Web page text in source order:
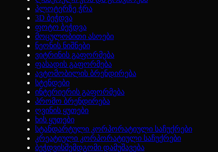
პლოტერზე ჭრა
3D ბეჭდვა
ფოტო ბეჭდვა
მოცულობითი ასოები
ნეონის ნიშნები
ვიტრინის გაფორმება
ფასადის გაფორმება
ავტომობილის ბრენდირება
სტენდები
ინტერიერის გაფორმება
პრომო ბრენდირება
ღვინის ყუთები
ხის ყუთები
სტანდარტული კორპორატიული საჩუქრები
კრეატიული კორპორატიული საჩუქრები
ბეჭდვისშემდგომი დამუშავება